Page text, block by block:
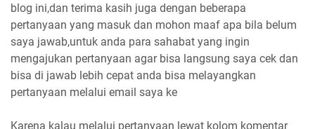
blog ini,dan terima kasih juga dengan beberapa
pertanyaan yang masuk dan mohon maaf apa bila belum
saya jawab,untuk anda para sahabat yang ingin
mengajukan pertanyaan agar bisa langsung saya cek dan
bisa di jawab lebih cepat anda bisa melayangkan
pertanyaan melalui email saya ke
Karena kalau melalui pertanyaan lewat kolom komentar